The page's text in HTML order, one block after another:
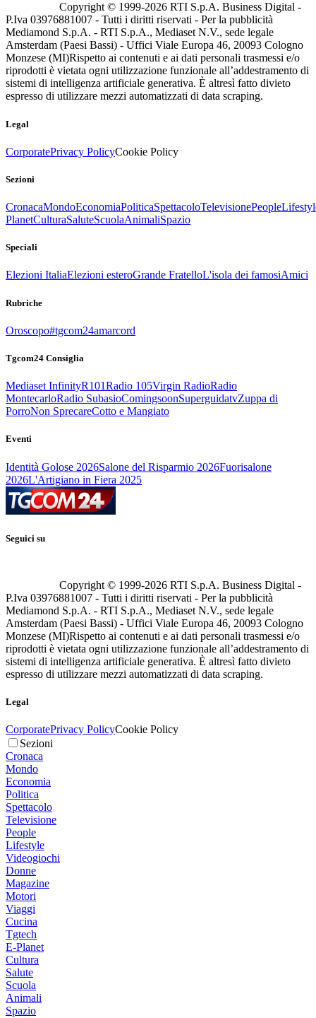
Copyright © 1999-2026 RTI S.p.A. Business Digital -
P.Iva 03976881007 - Tutti i diritti riservati - Per la pubblicità
Mediamond S.p.A. - RTI S.p.A., Mediaset N.V., sede legale
Amsterdam (Paesi Bassi) - Uffici Viale Europa 46, 20093 Cologno
Monzese (MI)Rispetto ai contenuti e ai dati personali trasmessi e/o
riprodotti è vietata ogni utilizzazione funzionale all’addestramento di
sistemi di intelligenza artificiale generativa. È altresì fatto divieto
espresso di utilizzare mezzi automatizzati di data scraping.
Legal
CorporatePrivacy PolicyCookie Policy
Sezioni
CronacaMondoEconomiaPoliticaSpettacoloTelevisionePeople
PlanetCulturaSaluteScuolaAnimaliSpazio
Speciali
Elezioni ItaliaElezioni esteroGrande FratelloL'isola dei famosiAmici
Rubriche
Oroscopo#tgcom24amarcord
Tgcom24 Consiglia
Mediaset InfinityR101Radio 105Virgin RadioRadio
MontecarloRadio SubasioComingsoonSuperguidatvZuppa di
PorroNon SprecareCotto e Mangiato
Eventi
Identità Golose 2026Salone del Risparmio 2026Fuorisalone
2026L'Artigiano in Fiera 2025
Seguici su
Copyright © 1999-2026 RTI S.p.A. Business Digital -
P.Iva 03976881007 - Tutti i diritti riservati - Per la pubblicità
Mediamond S.p.A. - RTI S.p.A., Mediaset N.V., sede legale
Amsterdam (Paesi Bassi) - Uffici Viale Europa 46, 20093 Cologno
Monzese (MI)Rispetto ai contenuti e ai dati personali trasmessi e/o
riprodotti è vietata ogni utilizzazione funzionale all’addestramento di
sistemi di intelligenza artificiale generativa. È altresì fatto divieto
espresso di utilizzare mezzi automatizzati di data scraping.
Legal
CorporatePrivacy PolicyCookie Policy
Sezioni
Cronaca
Mondo
Economia
Politica
Spettacolo
Televisione
People
Lifestyle
Videogiochi
Donne
Magazine
Motori
Viaggi
Cucina
Tgtech
E-Planet
Cultura
Salute
Scuola
Animali
Spazio